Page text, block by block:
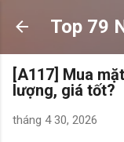
Top 79
[A117] Mua
lượng, giá tốt?
tháng 4 30, 2026